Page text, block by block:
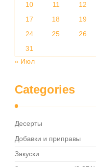
10
11 12
17
18 19
24
25 26
31
« Июл
Categories
Десерты
Добавки и приправы
Закуски